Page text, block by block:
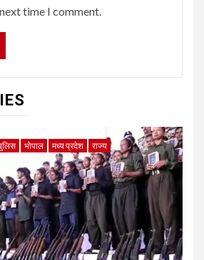
time I comment.
भोपाल मध्य प्रदेश राज्य